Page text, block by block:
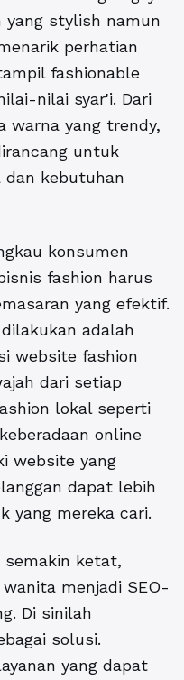
yang stylish namun
perhatian
fashionable
nilai syar'i. Dari
warna yang trendy,
untuk
dan kebutuhan
konsumen
fashion harus
yang efektif.
adalah
website fashion
dari setiap
lokal seperti
online
website yang
dapat lebih
yang mereka cari.
semakin ketat,
menjadi SEO-
Di sinilah
solusi.
yang dapat